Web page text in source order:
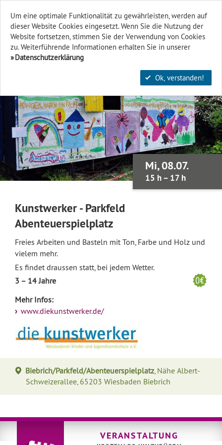
Finden & Filtern
Mi, 08.07.
15 h – 17 h
Kunstwerker - Parkfeld
Abenteuerspielplatz
Freies Arbeiten und Basteln mit Ton, Farbe und Holz und
vielem mehr.
Es findet draussen statt, bei jedem Wetter.
3 – 14 Jahre
Mehr Infos:
www.diekunstwerker.de/
Biebrich/Parkfeld/Abenteuerspielplatz, Nähe Albert-
Schweizerallee, 65203 Wiesbaden Biebrich
VERANSTALTUNG
Um eine optimale Funktionalität zu gewährleisten, werden auf
dieser Website Cookies eingesetzt. Wenn Sie die Nutzung der
Website fort­setzen, stimmen Sie der Verwendung von Cookies
zu. Weiterführende Informationen erhalten Sie in unserer
Datenschutzerklärung
Ok, verstanden!